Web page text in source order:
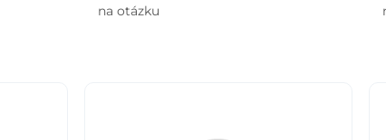
na otázku